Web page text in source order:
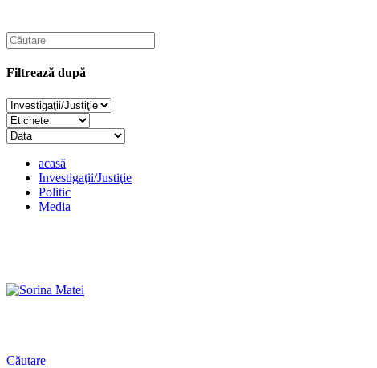
Filtrează după
acasă
Investigaţii/Justiţie
Politic
Media
Căutare